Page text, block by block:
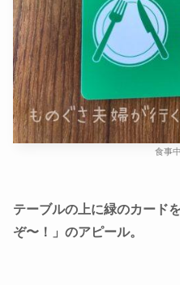
食事
テーブルの上に緑のカード
ぞ〜！」のアピール。